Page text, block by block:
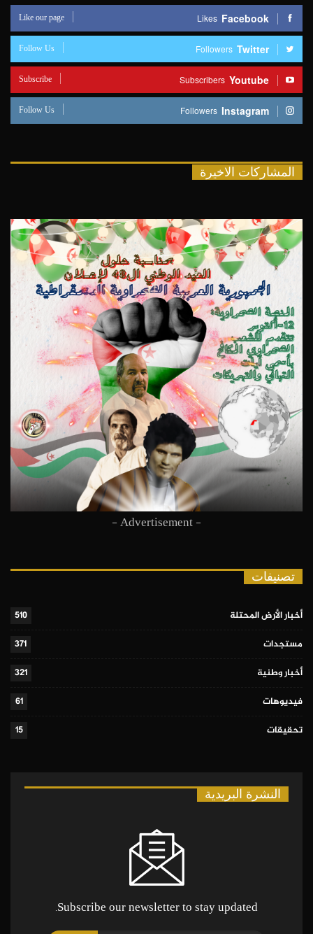
Facebook
Likes
Like our page
Twitter
Followers
Follow Us
Youtube
Subscribers
Subscribe
Instagram
Followers
Follow Us
المشاركات الاخيرة
- Advertisement -
تصنيفات
أخبار الأرض المحتلة
510
مستجدات
371
أخبار وطنية
321
فيديوهات
61
تحقيقات
15
النشرة البريدية
Subscribe our newsletter to stay updated.